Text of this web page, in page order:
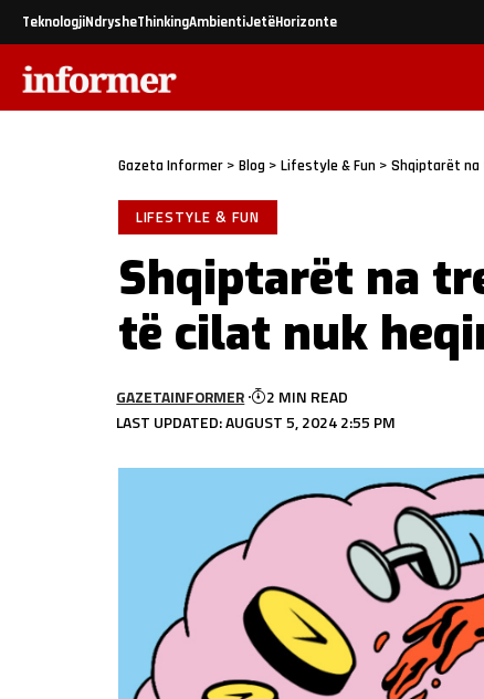
TeknologjiNdrysheThinkingAmbientiJetëHorizonte
Gazeta Informer > Blog > Lifestyle & Fun > Shqiptarët na
LIFESTYLE & FUN
Shqiptarët na
të cilat nuk
LAST UPDATED: AUGUST 5, 2024 2:55 PM
GAZETAINFORMER 2 MIN READ